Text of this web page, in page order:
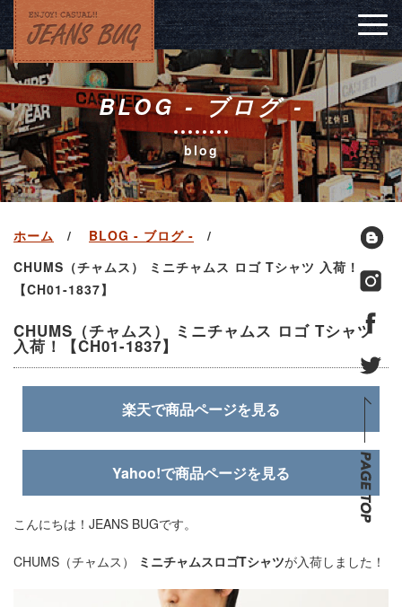
BLOG - ブログ -
blog
ホーム
BLOG - ブログ -
CHUMS（チャムス） ミニチャムス ロゴ Tシャツ 入荷！
【CH01-1837】
CHUMS（チャムス） ミニチャムス ロゴ Tシャツ
入荷！【CH01-1837】
楽天で商品ページを見る
Yahoo!で商品ページを見る
こんにちは！JEANS BUGです。
CHUMS（チャムス） ミニチャムスロゴTシャツが入荷しました！